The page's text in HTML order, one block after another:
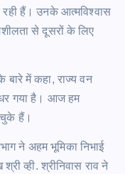
रही हैं। उनके आत्मविश्वास
से दूसरों के लिए
में कहा, राज्य वन
गया है। आज हम
चुके हैं।
ने अहम भूमिका निभाई
व्ही. श्रीनिवास राव ने